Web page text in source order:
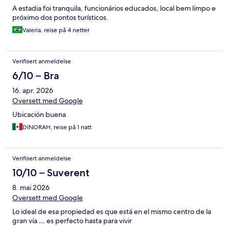
A estadia foi tranquila, funcionários educados, local bem limpo e
próximo dos pontos turísticos.
Valeria, reise på 4 netter
Verifisert anmeldelse
6/10 – Bra
16. apr. 2026
Oversett med Google
Ubicación buena
DINORAH, reise på 1 natt
Verifisert anmeldelse
10/10 – Suverent
8. mai 2026
Oversett med Google
Lo ideal de esa propiedad es que está en el mismo centro de la
gran vía … es perfecto hasta para vivir